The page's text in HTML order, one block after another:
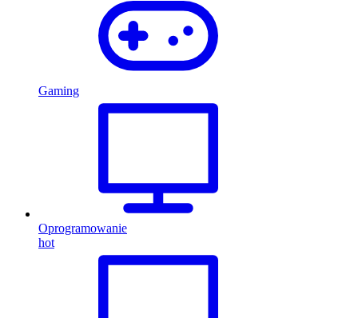
Gaming
Oprogramowanie
hot